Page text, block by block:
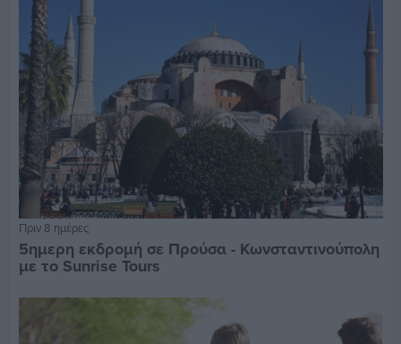
Πριν 8 ημέρες
5ημερη εκδρομή σε Προύσα - Κωνσταντινούπολη
με το Sunrise Tours